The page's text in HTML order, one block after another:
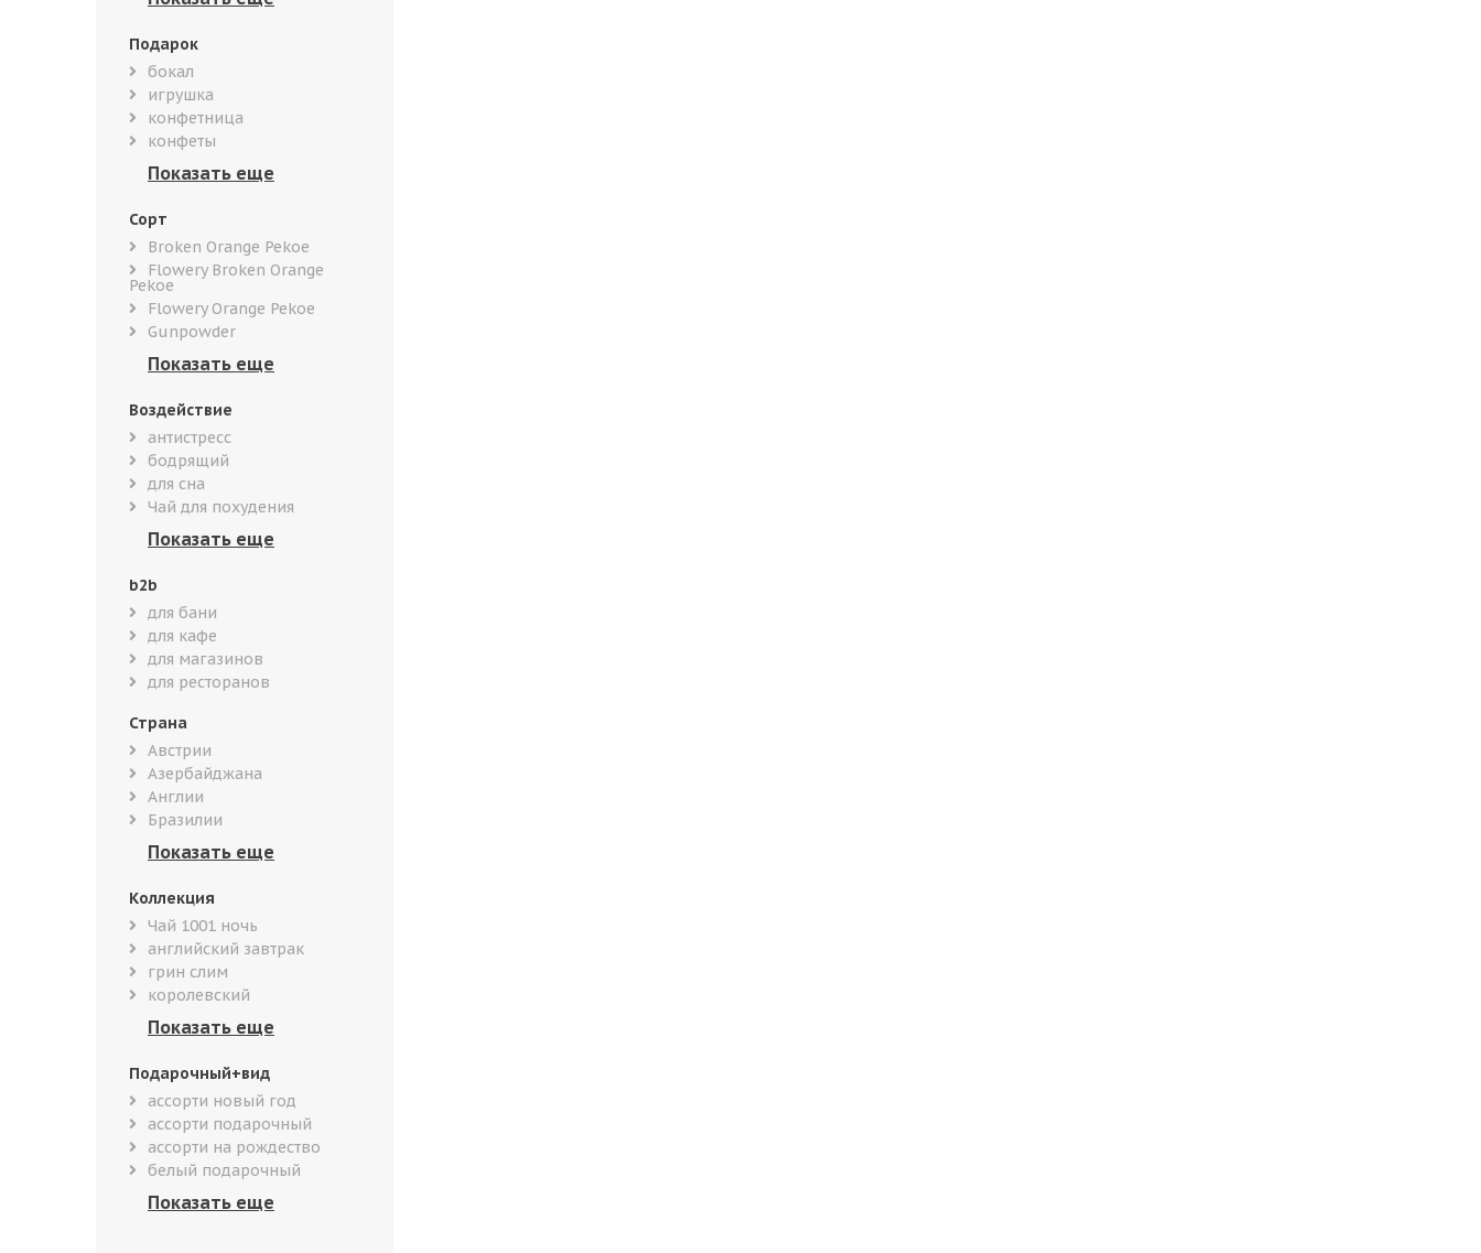
Подарок
бокал
игрушка
конфетница
конфеты
Сорт
Broken Orange Pekoe
Flowery Broken Orange
Pekoe
Flowery Orange Pekoe
Gunpowder
Воздействие
антистресс
бодрящий
для сна
Чай для похудения
b2b
для бани
для кафе
для магазинов
для ресторанов
Страна
Австрии
Азербайджана
Англии
Бразилии
Коллекция
Чай 1001 ночь
английский завтрак
грин слим
королевский
Подарочный+вид
ассорти новый год
ассорти подарочный
ассорти на рождество
белый подарочный